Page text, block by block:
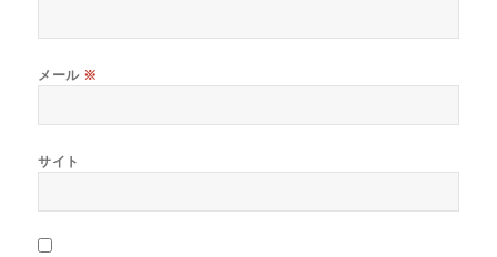
メール ※
サイト